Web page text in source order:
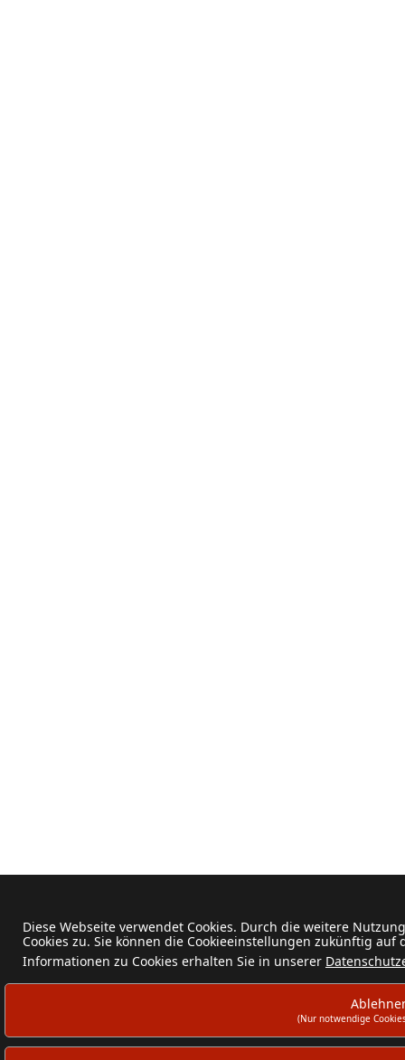
Diese Webseite verwendet Cookies. Durch die weitere
Cookies zu. Sie können die Cookieeinstellungen zukünftig
Informationen zu Cookies erhalten Sie in unserer
(Nur notwendige